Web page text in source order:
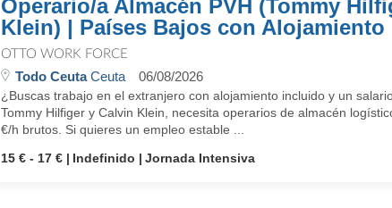
Operario/a Almacén PVH (Tommy
Klein) | Países Bajos con Alojamiento
OTTO WORK FORCE
Todo CeutaCeuta 06/08/2026
¿Buscas trabajo en el extranjero con alojamiento incluido y un
Tommy Hilfiger y Calvin Klein, necesita operarios de almacén
€/h brutos. Si quieres un empleo estable ...
15 € - 17 €
Indefinido Jornada Intensiva